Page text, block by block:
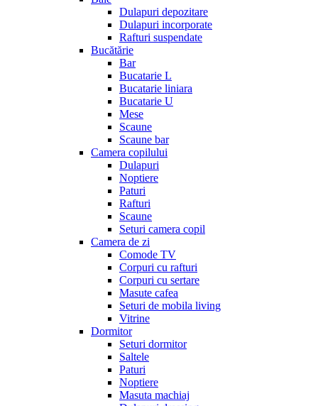
Dulapuri depozitare
Dulapuri incorporate
Rafturi suspendate
Bucătărie
Bar
Bucatarie L
Bucatarie liniara
Bucatarie U
Mese
Scaune
Scaune bar
Camera copilului
Dulapuri
Noptiere
Paturi
Rafturi
Scaune
Seturi camera copil
Camera de zi
Comode TV
Corpuri cu rafturi
Corpuri cu sertare
Masute cafea
Seturi de mobila living
Vitrine
Dormitor
Seturi dormitor
Saltele
Paturi
Noptiere
Masuta machiaj